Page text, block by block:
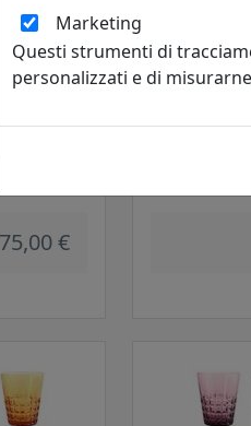
AZZURRO
75,00 €
Marketing
Questi strumenti di
personalizzati e di